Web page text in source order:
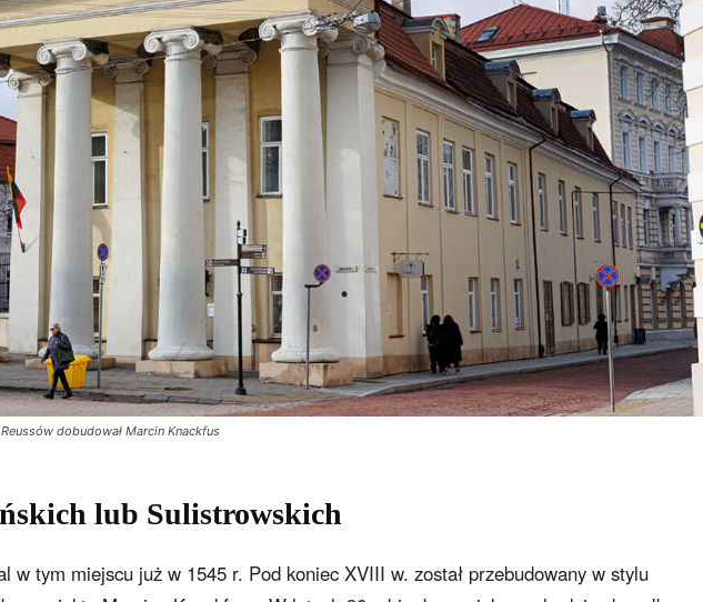
dobudował Marcin Knackfus
lub Sulistrowskich
tym miejscu już w 1545 r. Pod koniec XVIII w. został przebudowany w stylu